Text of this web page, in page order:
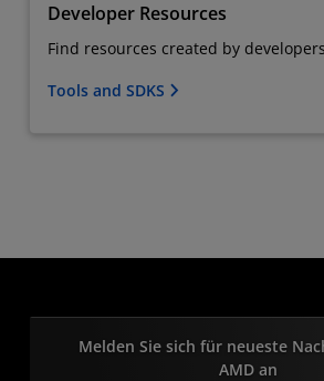
Developer Resources
Find resources created by
Tools and SDKS
Melden Sie sich für neueste
AMD an